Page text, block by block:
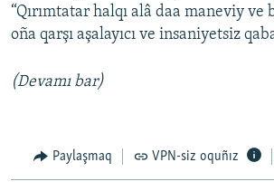
“Qırımtatar halqı alâ daa maneviy ve
oña qarşı aşalayıcı ve insaniyetsiz
(Devamı bar)
Paylaşmaq VPN-siz oquñız